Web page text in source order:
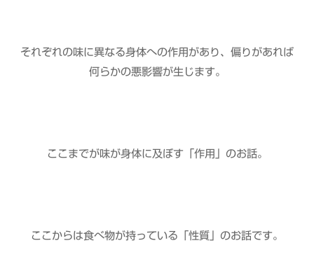
それぞれの味に異なる身体への作用があり、偏りがあれば
何らかの悪影響が生じます。
ここまでが味が身体に及ぼす「作用」のお話。
ここからは食べ物が持っている「性質」のお話です。